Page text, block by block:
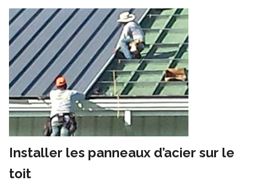
Installer les panneaux d’acier sur le
toit